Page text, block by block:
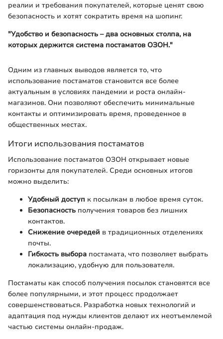
реалии и требования покупателей, которые ценят свою
безопасность и хотят сократить время на шопинг.
"Удобство и безопасность – два основных столпа, на
которых держится система постаматов ОЗОН."
Одним из главных выводов является то, что
использование постаматов становится все более
актуальным в условиях пандемии и роста онлайн-
магазинов. Они позволяют обеспечить минимальные
контакты и оптимизировать время, проведенное в
общественных местах.
Итоги использования постаматов
Использование постаматов ОЗОН открывает новые
горизонты для покупателей. Среди основных итогов
можно выделить:
Удобный доступ к посылкам в любое время суток.
Безопасность получения товаров без лишних
контактов.
Снижение очередей в традиционных отделениях
почты.
Гибкость выбора постамата, что позволяет выбрать
локализацию, удобную для пользователя.
Постаматы как способ получения посылок становятся все
более популярными, и этот процесс продолжает
совершенствоваться. Разработка новых технологий и
адаптация под нужды клиентов делают их неотъемлемой
частью системы онлайн-продаж.